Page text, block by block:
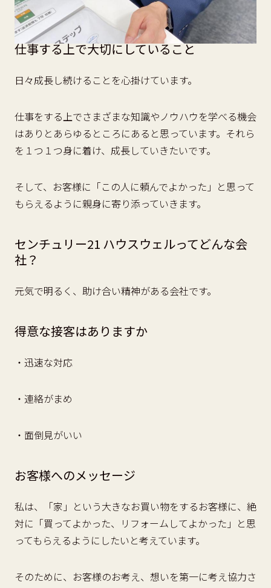
仕事する上で大切にしていること
日々成長し続けることを心掛けています。
仕事をする上でさまざまな知識やノウハウを学べる機会
はありとあらゆるところにあると思っています。それら
を１つ１つ身に着け、成長していきたいです。
そして、お客様に「この人に頼んでよかった」と思って
もらえるように親身に寄り添っていきます。
センチュリー21 ハウスウェルってどんな会
社？
元気で明るく、助け合い精神がある会社です。
得意な接客はありますか
・迅速な対応
・連絡がまめ
・面倒見がいい
お客様へのメッセージ
私は、「家」という大きなお買い物をするお客様に、絶
対に「買ってよかった、リフォームしてよかった」と思
ってもらえるようにしたいと考えています。
そのために、お客様のお考え、想いを第一に考え協力さ